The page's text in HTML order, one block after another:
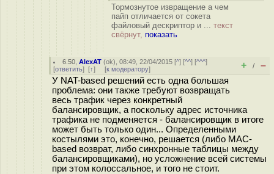
Тормознутое извращение а чем
пайп отличается от сокета
файловый дескриптор и ... текст
свёрнут, показать
6.50 ,AlexAT (ok), 08:49, 22/04/2015 [^] [^^] [^^^]
[ответить] [↑] [к модератору] + / –
У NAT-based решений есть одна большая
проблема: они также требуют возвращать
весь трафик через конкретный
балансировщик, а поскольку адрес источника
трафика не подменяется - балансировщик в итоге
может быть только один... Определенными
костылями это, конечно, решается (либо MAC-
based возврат, либо синхронные таблицы между
балансировщиками), но усложнение всей системы
при этом колоссальное, и того не стоит.